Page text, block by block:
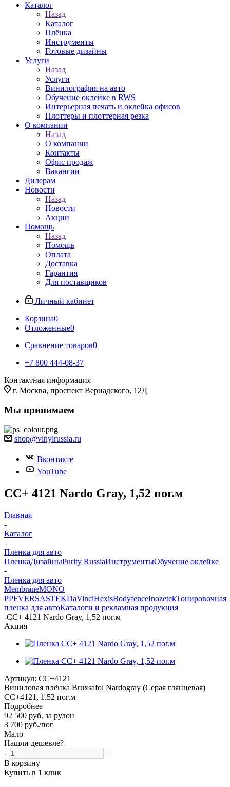
Каталог
Назад
Каталог
Плёнка
Инструменты
Готовые дизайны
Услуги
Назад
Услуги
Винилография на авто
Обучение оклейке в RWS
Интерьерная печать и оклейка офисов
Плоттеры и плоттерная резка
О компании
Назад
О компании
Контакты
Офис продаж
Вакансии
Дилерам
Новости
Назад
Новости
Акции
Помощь
Назад
Помощь
Оплата
Доставка
Гарантия
Для поставщиков
Личный кабинет
Корзина0
Отложенные0
Сравнение товаров0
+7 800 444-08-37
Контактная информация
г. Москва, проспект Вернадского, 12Д
Мы принимаем
shop@vinylrussia.ru
Вконтакте
YouTube
CC+ 4121 Nardo Gray, 1,52 пог.м
Главная
-
Каталог
-
Пленка для авто
ПленкаДизайныPurity RussiaИнструментыОбучение оклейке
-
Пленка для авто
MembraneMONO
PPFVERSASTEKDaVinciHexisBodyfenceInozetekТонировочная
пленка для автоКаталоги и рекламная продукция
-CC+ 4121 Nardo Gray, 1,52 пог.м
Акция
Артикул: CC+4121
Виниловая плёнка Bruxsafol Nardogray (Серая глянцевая)
CC+4121, 1.52 пог.м
Подробнее
92 500 руб. за рулон
3 700 руб./пог
Мало
Нашли дешевле?
-
+
В корзину
Купить в 1 клик